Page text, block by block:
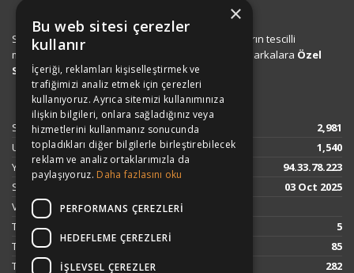
Sitemizde ismi geçen logo ve markalar ilgili firmaların tescilli
markalarıdır. Firmamız, Web sitemizde adı geçen markalara Özel
Servis Hizmetisağlamaktadır.
Site Counter:
2,981
Unique Visitor:
1,540
Your IP:
94.33.78.223
Since:
03 Oct 2025
Visitors:
Today:
5
This week:
85
This month:
282
×
Bu web sitesi çerezler
kullanır
İçeriği, reklamları kişiselleştirmek ve
trafiğimizi analiz etmek için çerezleri
kullanıyoruz. Ayrıca sitemizi kullanımınıza
ilişkin bilgileri, onlara sağladığınız veya
hizmetlerini kullanmanız sonucunda
topladıkları diğer bilgilerle birleştirebilecek
reklam ve analiz ortaklarımızla da
paylaşıyoruz. Daha fazlasını oku
PERFORMANS ÇEREZLERI
HEDEFLEME ÇEREZLERI
İŞLEVSEL ÇEREZLER